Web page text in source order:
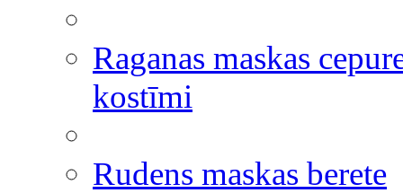
Raganas maskas
kostīmi
Rudens maskas berete